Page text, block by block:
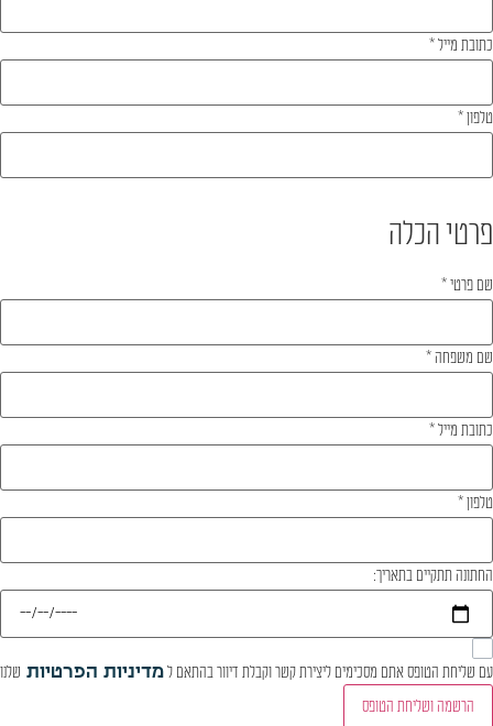
כתובת מייל*
טלפון*
פרטי הכלה
שם פרטי*
שם משפחה*
כתובת מייל*
טלפון*
החתונה תתקיים בתאריך:
עם שליחת הטופס אתם מסכימים ליצירת קשר וקבלת דיוור בהתאם למדיניות הפרטיות שלנו
הרשמה ושליחת הטופס